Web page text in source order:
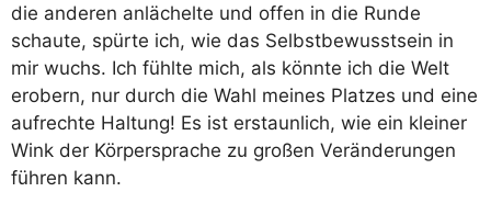
die anderen anlächelte und offen in die Runde
schaute, spürte ich, wie das Selbstbewusstsein in
mir wuchs. Ich fühlte mich, als könnte ich die Welt
erobern, nur durch die Wahl meines Platzes und eine
aufrechte Haltung! Es ist erstaunlich, wie ein kleiner
Wink der Körpersprache zu großen Veränderungen
führen kann.